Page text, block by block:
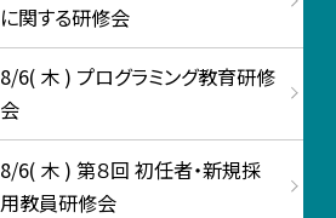
に関する研修会
8/6( 木 ) プログラミング教育研修
会
8/6( 木 ) 第８回 初任者・新規採
用教員研修会